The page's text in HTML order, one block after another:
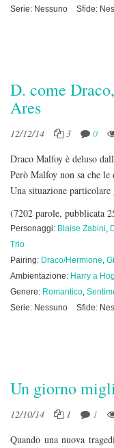
Serie: Nessuno
Sfide:
D. come
Ares
12/12/14 3 0
Draco Malfoy è deluso
Però Malfoy non sa che le
Una situazione particolare
(7202 parole, pubblicata
Personaggi: Blaise Zabini,
Trio
Pairing: Draco/Hermione,
Ambientazione: Harry a
Genere: Romantico,
Serie: Nessuno
Sfide:
Un giorno
12/10/14 1 1
Quando una nuova